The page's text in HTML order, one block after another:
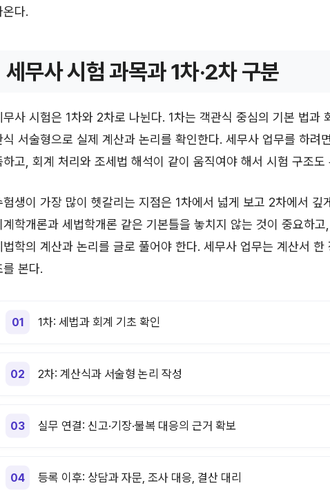
온다.
세무사 시험 과목과 1차·2차 구분
무사 시험은 1차와 2차로 나뉜다. 1차는 객관식 중심의 기본 법과
식 서술형으로 실제 계산과 논리를 확인한다. 세무사 업무를 하려
하고, 회계 처리와 조세법 해석이 같이 움직여야 해서 시험 구조도
험생이 가장 많이 헷갈리는 지점은 1차에서 넓게 보고 2차에서 깊
계학개론과 세법학개론 같은 기본틀을 놓치지 않는 것이 중요하고
법학의 계산과 논리를 글로 풀어야 한다. 세무사 업무는 계산서
를 본다.
1차: 세법과 회계 기초 확인
2차: 계산식과 서술형 논리 작성
실무 연결: 신고·기장·불복 대응의 근거 확보
등록 이후: 상담과 자문, 조사 대응, 결산 대리